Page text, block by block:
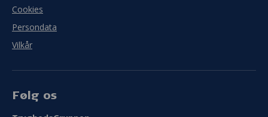
Cookies
Persondata
Vilkår
Følg os